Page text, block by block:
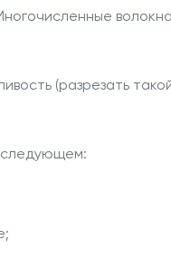
(разрезать
следующем: